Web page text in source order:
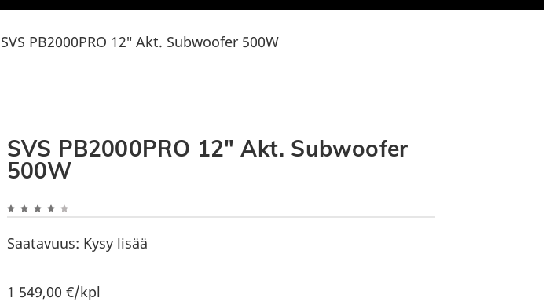
SVS PB2000PRO 12″ Akt. Subwoofer 500W
SVS PB2000PRO 12″ Akt. Subwoofer
500W
Saatavuus: Kysy lisää
1 549,00 €/kpl